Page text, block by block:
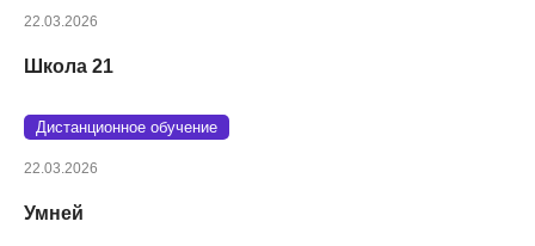
22.03.2026
Школа 21
Дистанционное обучение
22.03.2026
Умней